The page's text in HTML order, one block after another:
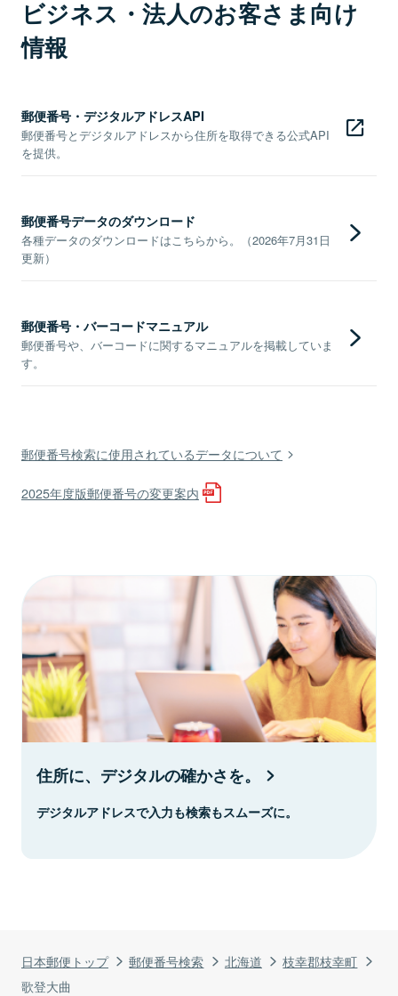
日本郵便トップ 郵便番号検索 北海道
枝幸郡枝幸町
歌登大曲
ビジネス・法人のお客さま向け
情報
郵便番号・デジタルアドレスAPI
郵便番号とデジタルアドレスから住所を取得できる公式API
を提供。
郵便番号データのダウンロード
各種データのダウンロードはこちらから。（2026年7月31日
更新）
郵便番号・バーコードマニュアル
郵便番号や、バーコードに関するマニュアルを掲載していま
す。
郵便番号検索に使用されているデータについて
2025年度版郵便番号の変更案内
住所に、デジタルの確かさを。
デジタルアドレスで入力も検索もスムーズに。